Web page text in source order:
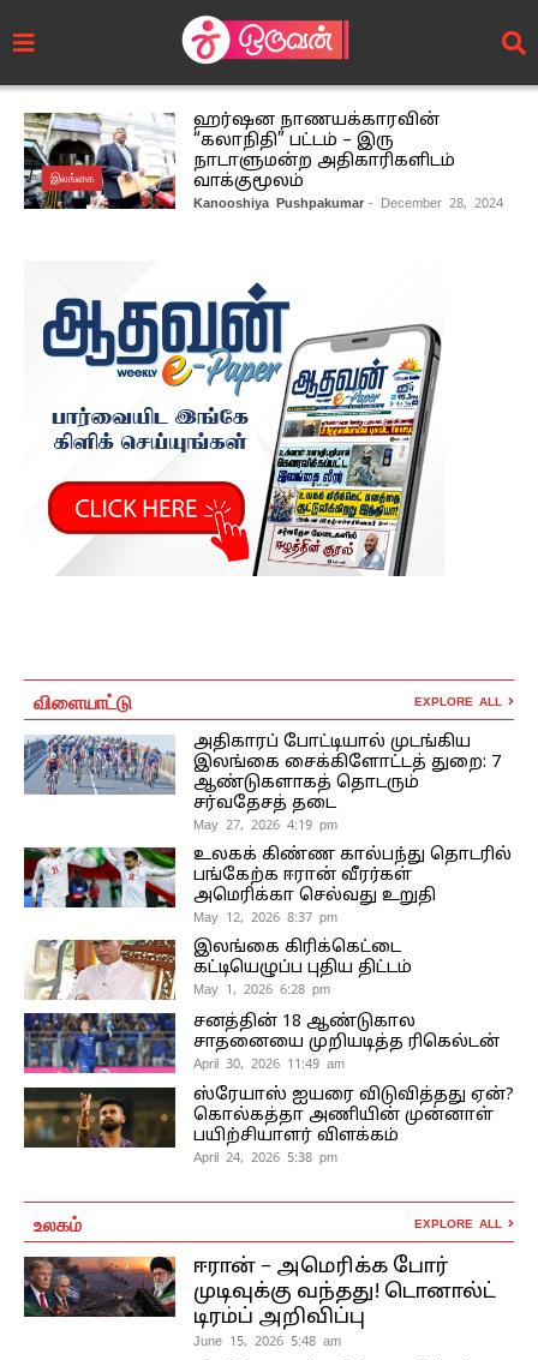
இலங்கை
ஹர்ஷன நாணயக்காரவின்
“கலாநிதி” பட்டம் – இரு
நாடாளுமன்ற அதிகாரிகளிடம்
வாக்குமூலம்
Kanooshiya Pushpakumar - December 28, 2024
விளையாட்டு EXPLORE ALL
அதிகாரப் போட்டியால் முடங்கிய
இலங்கை சைக்கிளோட்டத் துறை: 7
ஆண்டுகளாகத் தொடரும்
சர்வதேசத் தடை
May 27, 2026 4:19 pm
உலகக் கிண்ண கால்பந்து தொடரில்
பங்கேற்க ஈரான் வீரர்கள்
அமெரிக்கா செல்வது உறுதி
May 12, 2026 8:37 pm
இலங்கை கிரிக்கெட்டை
கட்டியெழுப்ப புதிய திட்டம்
May 1, 2026 6:28 pm
சனத்தின் 18 ஆண்டுகால
சாதனையை முறியடித்த ரிகெல்டன்
April 30, 2026 11:49 am
ஸ்ரேயாஸ் ஐயரை விடுவித்தது ஏன்?
கொல்கத்தா அணியின் முன்னாள்
பயிற்சியாளர் விளக்கம்
April 24, 2026 5:38 pm
உலகம் EXPLORE ALL
ஈரான் – அமெரிக்க போர்
முடிவுக்கு வந்தது! டொனால்ட்
டிரம்ப் அறிவிப்பு
June 15, 2026 5:48 am